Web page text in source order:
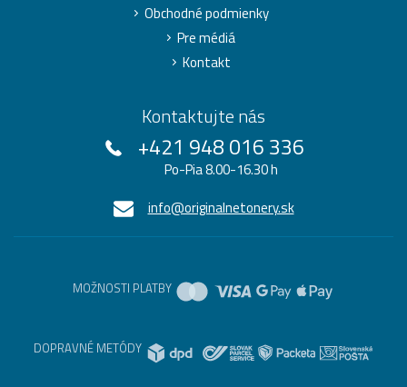
Obchodné podmienky
Pre médiá
Kontakt
Kontaktujte nás
+421 948 016 336
Po-Pia 8.00-16.30 h
info@originalnetonery.sk
MOŽNOSTI PLATBY
DOPRAVNÉ METÓDY